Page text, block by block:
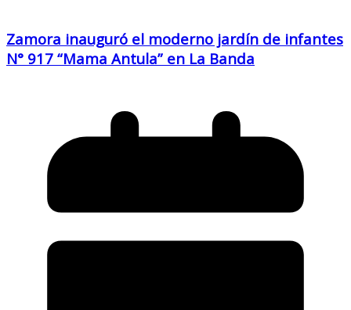
Zamora inauguró el moderno jardín de infantes
N° 917 “Mama Antula” en La Banda